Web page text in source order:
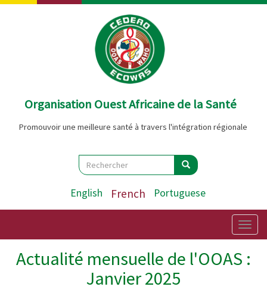
Aller
Organisation Ouest Africaine de la Santé
Promouvoir une meilleure santé à travers l'intégration régionale
Search
Rechercher Rechercher
English French Portuguese
Actualité mensuelle de l'OOAS :
Janvier 2025